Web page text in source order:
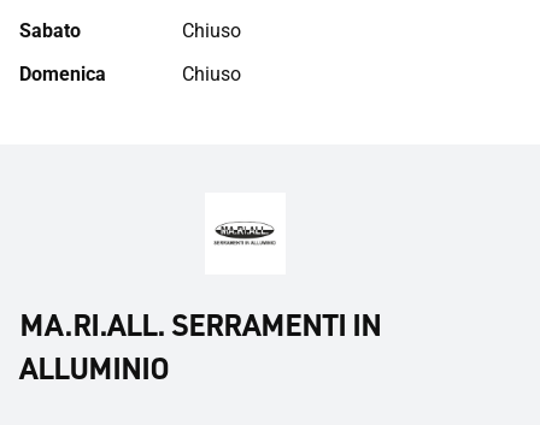
Sabato
Chiuso
Domenica
Chiuso
MA.RI.ALL. SERRAMENTI IN
ALLUMINIO